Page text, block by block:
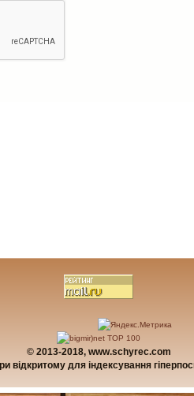
© 2013-2018, www.schyrec.com
для індексування